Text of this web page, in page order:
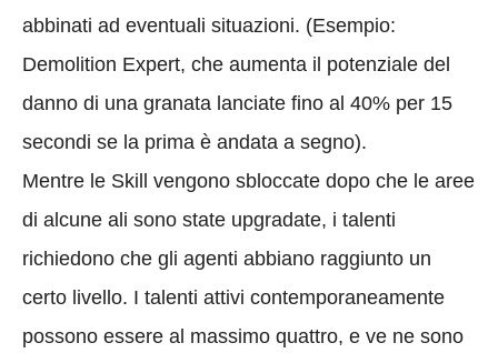
abbinati ad eventuali situazioni. (Esempio:
Demolition Expert, che aumenta il potenziale del
danno di una granata lanciate fino al 40% per 15
secondi se la prima è andata a segno).
Mentre le Skill vengono sbloccate dopo che le aree
di alcune ali sono state upgradate, i talenti
richiedono che gli agenti abbiano raggiunto un
certo livello. I talenti attivi contemporaneamente
possono essere al massimo quattro, e ve ne sono